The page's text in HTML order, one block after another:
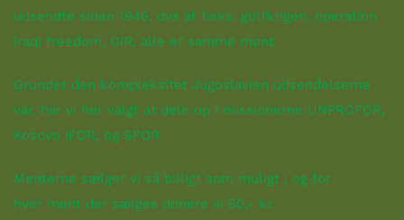
udsendte siden 1946, dvs at f.eks. golfkrigen, operation
iraqi freedom, OIR, alle er samme mønt.
Grundet den kompleksitet Jugoslavien udsendelserne
var, har vi her valgt at dele op i missionerne UNPROFOR,
Kosovo IFOR, og SFOR.
Mønterne sælger vi så billigt som muligt , og for
hver mønt der sælges donere vi 50,- kr.